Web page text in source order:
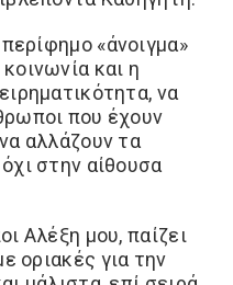
«άνοιγμα»
και η
να
που έχουν
αλλάζουν τα
στην αίθουσα
Αλέξη μου, παίζει
οριακές για την